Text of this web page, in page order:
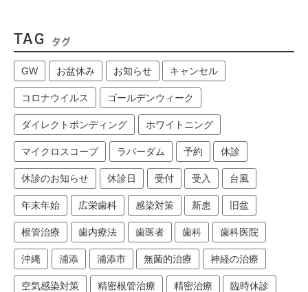
TAG タグ
GW お盆休み お知らせ キャンセル
コロナウイルス ゴールデンウィーク
ダイレクトボンディング ホワイトニング
マイクロスコープ ラバーダム 予約 休診
休診のお知らせ 休診日 受付 受入 台風
年末年始 広栄歯科 感染対策 新患 旧盆
根管治療 歯内療法 歯医者 歯科 歯科医院
沖縄 浦添 浦添市 無菌的治療 神経の治療
空気感染対策 精密根管治療 精密治療 臨時休診